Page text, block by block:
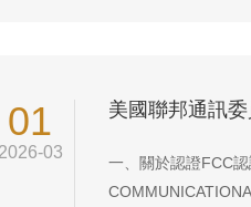
01
2026-03
美國聯邦通訊
一、關於認證FCC